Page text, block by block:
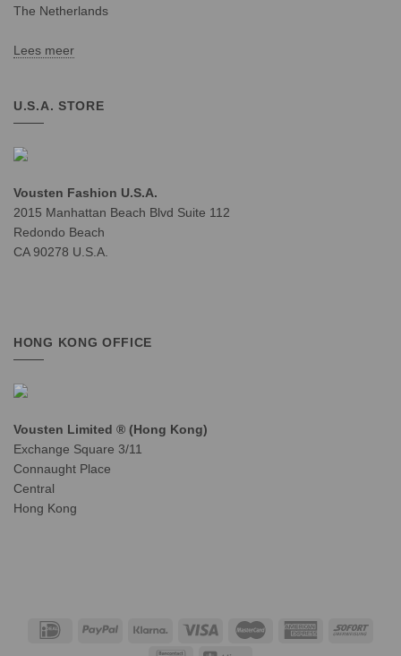
The Netherlands
Lees meer
U.S.A. STORE
Vousten Fashion U.S.A.
2015 Manhattan Beach Blvd Suite 112
Redondo Beach
CA 90278 U.S.A.
HONG KONG OFFICE
Vousten Limited ® (Hong Kong)
Exchange Square 3/11
Connaught Place
Central
Hong Kong